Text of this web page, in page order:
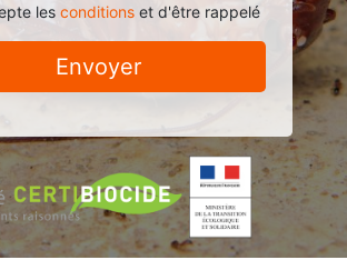
les conditionset d'être rappelé
Envoyer